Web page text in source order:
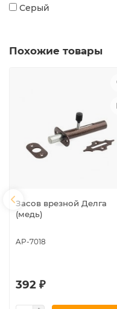
Серый
Похожие товары
Засов врезной Делга
(медь)
AP-7018
392 ₽